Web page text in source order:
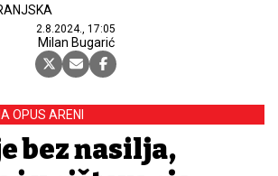
2.8.2024., 17:05
Milan Bugarić
OPUS ARENI
bez nasilja,